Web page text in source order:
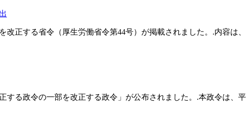
正する省令（厚生労働省令第44号）が掲載されました。.内容は、
する政令の一部を改正する政令」が公布されました。.本政令は、平